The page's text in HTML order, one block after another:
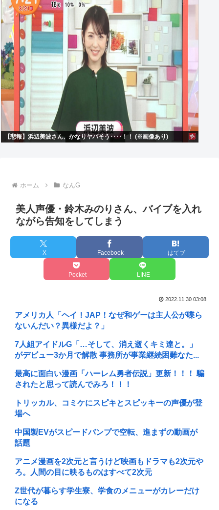
【悲報】浜辺美波さん、かなりヤバそう････！！ (※画像あり)
ホーム なんG
美人声優・鈴木みのりさん、バイブを入れ
ながら告知をしてしまう
X Facebook はてブ
Pocket LINE
2022.11.30 03:08
アメリカ人「ヘイ！JAP！なぜ和ゲーは主人公が喋ら
ないんだい？異様だよ？」
7人組アイドルG「…そして、消え逝くキミ達と。」
がデビュー3か月で解散 事務所が事業継続困難なた...
最高に面白い漫画「ハーレム勇者伝説」更新！！！ 騙
されたと思って読んでみろ！！！
トリッカル、コミケにスピキとスピッキーの声優が登
場へ
中国製EVがスピードバンプで空転、進まずの動画が
話題
アニメ漫画を2次元と言うけど映画もドラマも2次元や
ろ。人間の目に映るものはすべて2次元
Z世代が暮らす学生寮、学食のメニューがカレーだけ
になる